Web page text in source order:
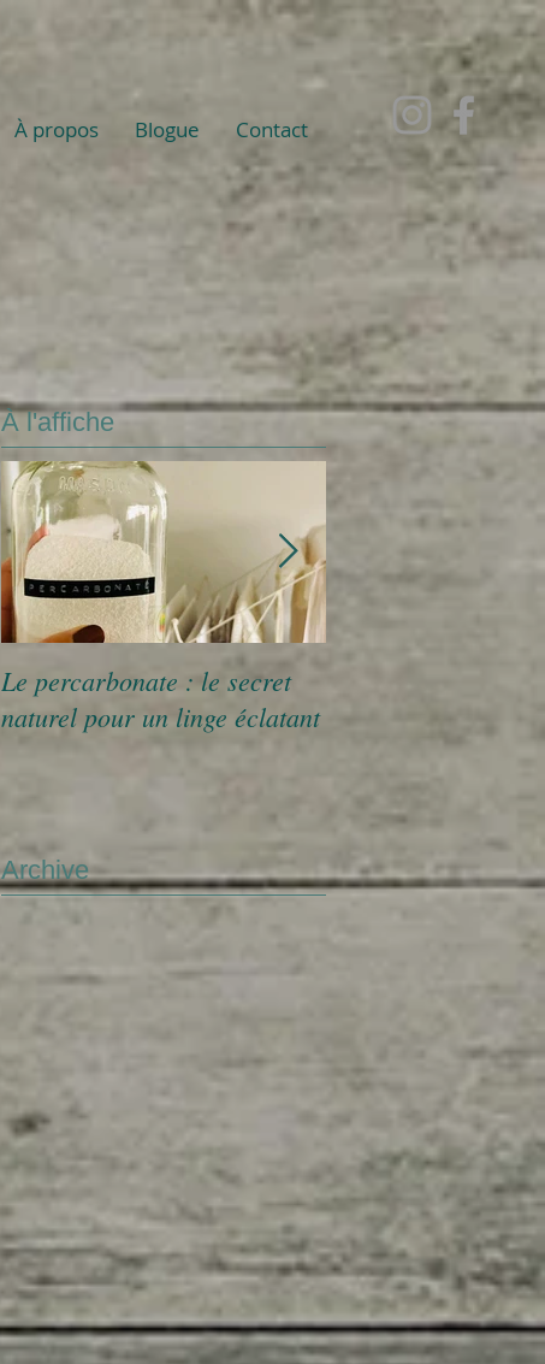
À propos Blogue Contact
À l'affiche
Le percarbonate : le secret
naturel pour un linge éclatant
de la combattante
Archive